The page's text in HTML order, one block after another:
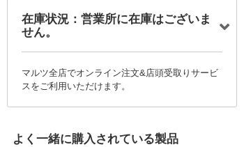
在庫状況：営業所に在庫はございま
せん。
マルツ全店でオンライン注文&店頭受取りサービ
スをご利用いただけます。
よく一緒に購入されている製品